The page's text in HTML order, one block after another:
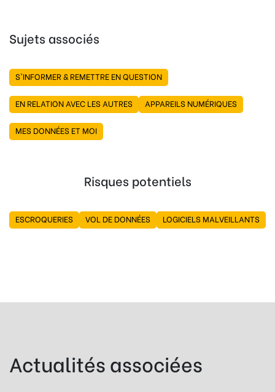
Sujets associés
S'INFORMER & REMETTRE EN QUESTION
EN RELATION AVEC LES AUTRES APPAREILS NUMÉRIQUES
MES DONNÉES ET MOI
Risques potentiels
ESCROQUERIES VOL DE DONNÉES LOGICIELS MALVEILLANTS
Actualités associées